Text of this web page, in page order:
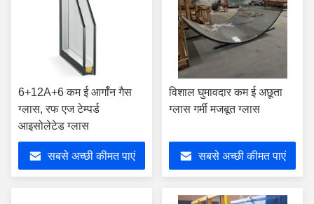
6+12A+6 कम ई आर्गॉन गैस
ग्लास, रफ एज टेम्पर्ड
आइसोलेटेड ग्लास
सबसे अच्छी कीमत पाएं
विशाल घुमावदार कम ई अछूता
ग्लास गर्मी मजबूत ग्लास
सबसे अच्छी कीमत पाएं